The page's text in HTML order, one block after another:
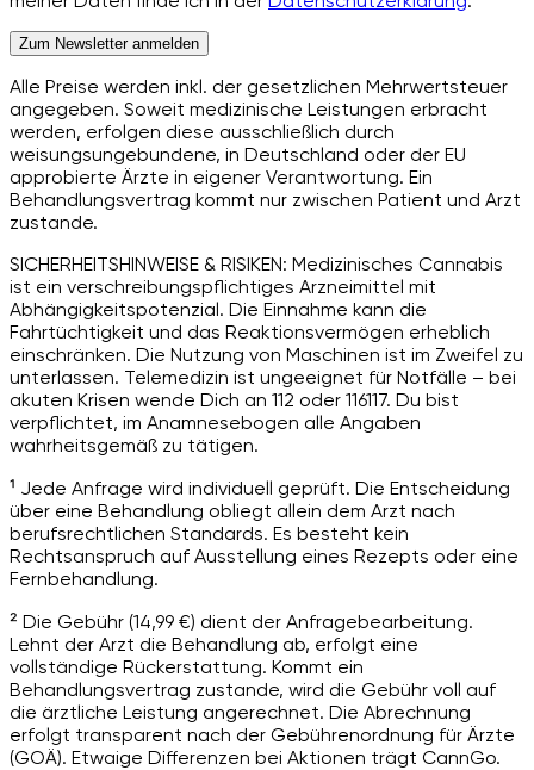
Zum Newsletter anmelden
Alle Preise werden inkl. der gesetzlichen Mehrwertsteuer
angegeben. Soweit medizinische Leistungen erbracht
werden, erfolgen diese ausschließlich durch
weisungsungebundene, in Deutschland oder der EU
approbierte Ärzte in eigener Verantwortung. Ein
Behandlungsvertrag kommt nur zwischen Patient und Arzt
zustande.
SICHERHEITSHINWEISE & RISIKEN: Medizinisches Cannabis
ist ein verschreibungspflichtiges Arzneimittel mit
Abhängigkeitspotenzial. Die Einnahme kann die
Fahrtüchtigkeit und das Reaktionsvermögen erheblich
einschränken. Die Nutzung von Maschinen ist im Zweifel zu
unterlassen. Telemedizin ist ungeeignet für Notfälle – bei
akuten Krisen wende Dich an 112 oder 116117. Du bist
verpflichtet, im Anamnesebogen alle Angaben
wahrheitsgemäß zu tätigen.
¹ Jede Anfrage wird individuell geprüft. Die Entscheidung
über eine Behandlung obliegt allein dem Arzt nach
berufsrechtlichen Standards. Es besteht kein
Rechtsanspruch auf Ausstellung eines Rezepts oder eine
Fernbehandlung.
² Die Gebühr (14,99 €) dient der Anfragebearbeitung.
Lehnt der Arzt die Behandlung ab, erfolgt eine
vollständige Rückerstattung. Kommt ein
Behandlungsvertrag zustande, wird die Gebühr voll auf
die ärztliche Leistung angerechnet. Die Abrechnung
erfolgt transparent nach der Gebührenordnung für Ärzte
(GOÄ). Etwaige Differenzen bei Aktionen trägt CannGo.